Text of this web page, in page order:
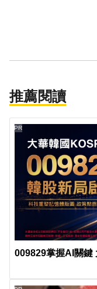
推薦閱讀
009829掌握AI關鍵
PR